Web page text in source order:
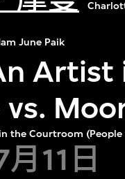
June Paik
vs.
the Courtroom (People
11日